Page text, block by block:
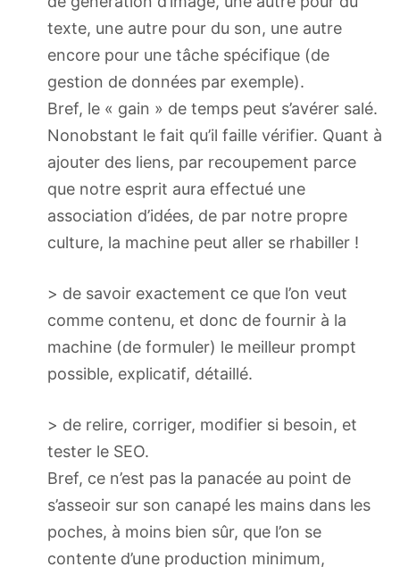
texte, une autre pour du son, une autre
encore pour une tâche spécifique (de
gestion de données par exemple).
Bref, le « gain » de temps peut s’avérer salé.
Nonobstant le fait qu’il faille vérifier. Quant à
ajouter des liens, par recoupement parce
que notre esprit aura effectué une
association d’idées, de par notre propre
culture, la machine peut aller se rhabiller !
> de savoir exactement ce que l’on veut
comme contenu, et donc de fournir à la
machine (de formuler) le meilleur prompt
possible, explicatif, détaillé.
> de relire, corriger, modifier si besoin, et
tester le SEO.
Bref, ce n’est pas la panacée au point de
s’asseoir sur son canapé les mains dans les
poches, à moins bien sûr, que l’on se
contente d’une production minimum,